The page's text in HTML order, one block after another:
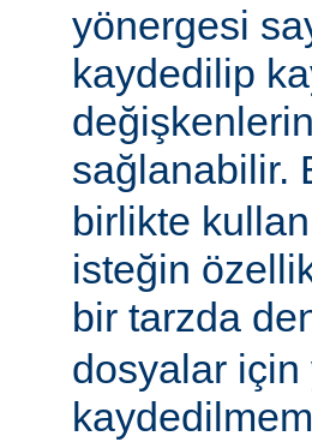
yönergesi
kaydedilip
sağlanabilir.
birlikte
isteğin
bir tarzda
dosyalar için